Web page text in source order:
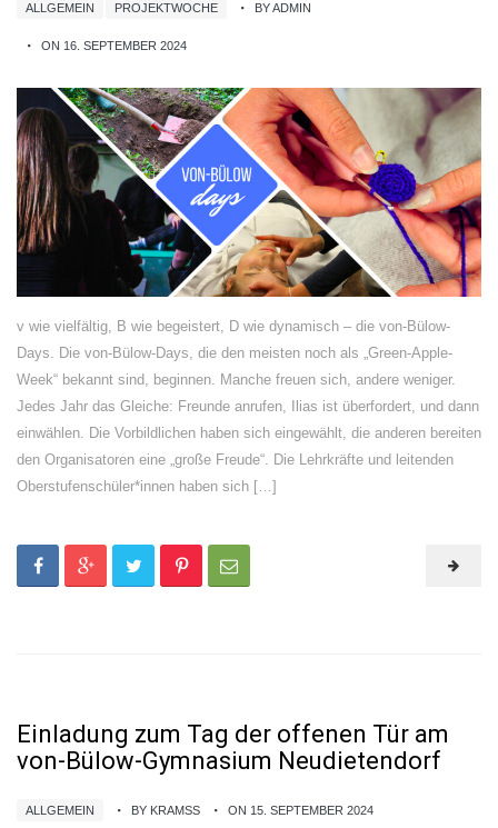
ALLGEMEIN PROJEKTWOCHE BY ADMIN
ON 16. SEPTEMBER 2024
v wie vielfältig, B wie begeistert, D wie dynamisch – die von-Bülow-
Days. Die von-Bülow-Days, die den meisten noch als „Green-Apple-
Week“ bekannt sind, beginnen. Manche freuen sich, andere weniger.
Jedes Jahr das Gleiche: Freunde anrufen, Ilias ist überfordert, und dann
einwählen. Die Vorbildlichen haben sich eingewählt, die anderen bereiten
den Organisatoren eine „große Freude“. Die Lehrkräfte und leitenden
Oberstufenschüler*innen haben sich […]
Einladung zum Tag der offenen Tür am
von-Bülow-Gymnasium Neudietendorf
ALLGEMEIN BY KRAMSS ON 15. SEPTEMBER 2024